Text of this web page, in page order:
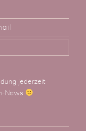
jederzeit
News